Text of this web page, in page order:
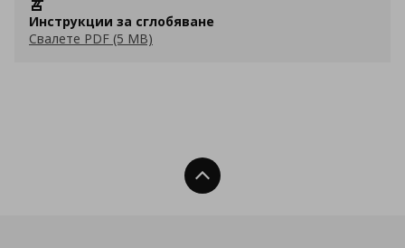
Инструкции за сглобяване
Свалете PDF (5 MB)
Нагоре